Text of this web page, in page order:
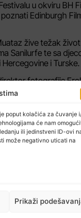
poput kolačića za čuvanje
će nam
ili jedinstveni ID-ovi
može negativno uticati na
Prikaži
u okviru BH
Edinburgh
žive težak
Sanilurfe te sa
i Turske.
fotografije Erol
strani igrani film.
Tanovića, koji je
NAREDNI